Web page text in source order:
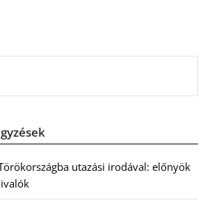
utazási irodával: előnyök